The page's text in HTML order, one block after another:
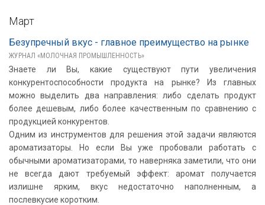
Март
Безупречный вкус - главное преимущество на рынке
ЖУРНАЛ «МОЛОЧНАЯ ПРОМЫШЛЕННОСТЬ»
Знаете ли Вы, какие существуют пути увеличения
конкурентоспособности продукта на рынке? Из главных
можно выделить два направления: либо сделать продукт
более дешевым, либо более качественным по сравнению с
продукцией конкурентов.
Одним из инструментов для решения этой задачи являются
ароматизаторы. Но если Вы уже пробовали работать с
обычными ароматизаторами, то наверняка заметили, что они
не всегда дают требуемый эффект: аромат получается
излишне ярким, вкус недостаточно наполненным, а
послевкусие коротким.